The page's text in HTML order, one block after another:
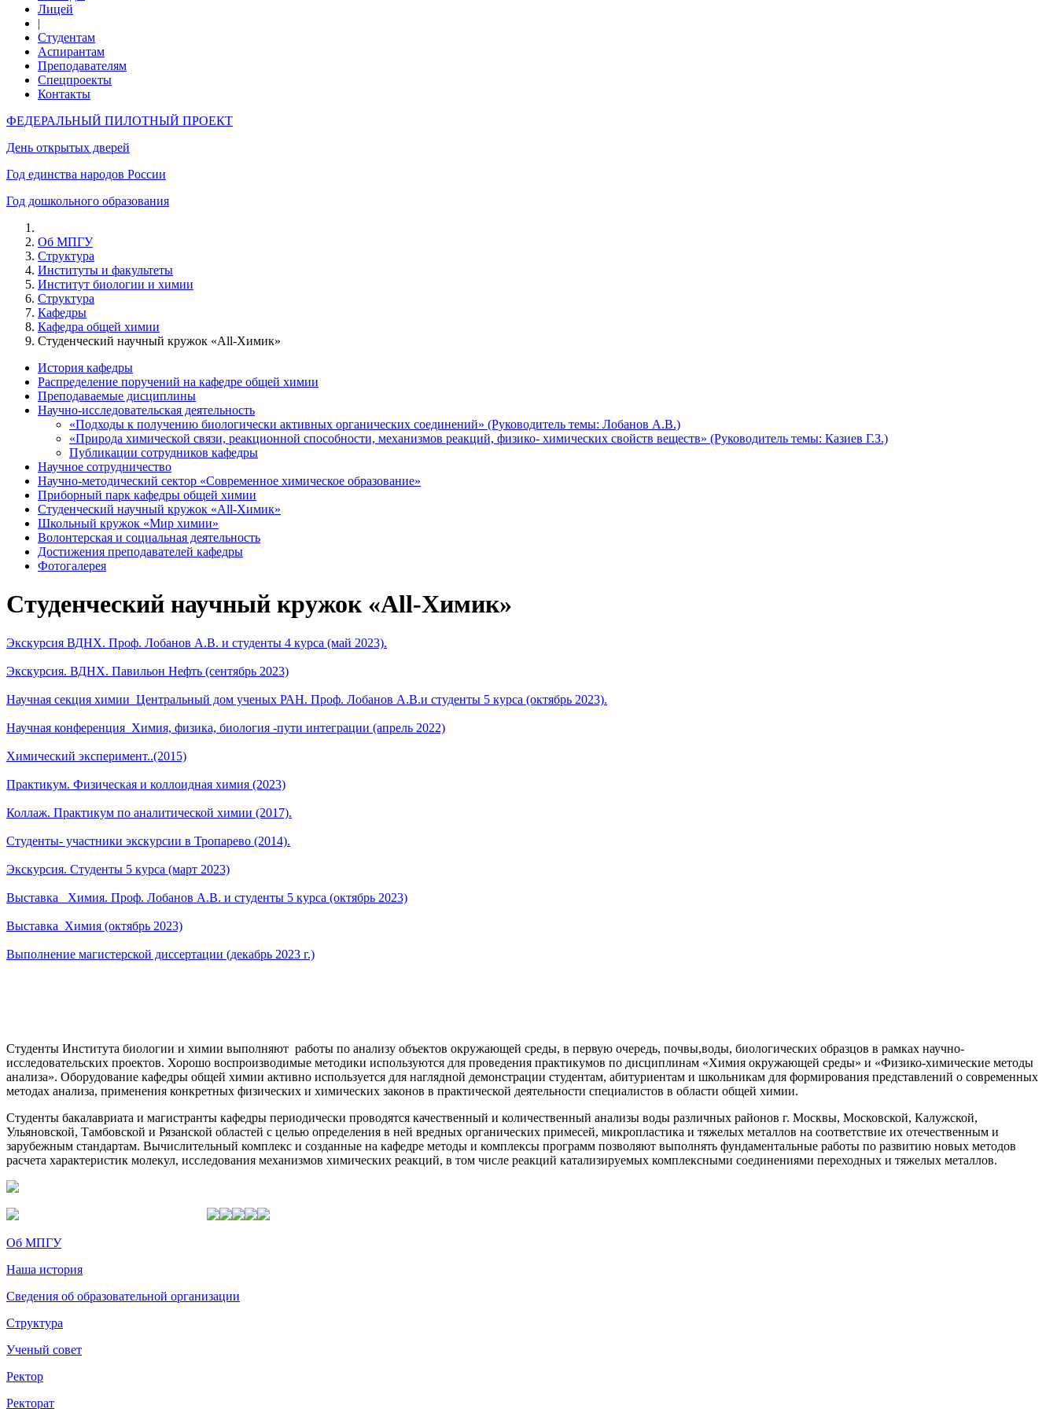
Лицей
|
Студентам
Аспирантам
Преподавателям
Спецпроекты
Контакты
ФЕДЕРАЛЬНЫЙ ПИЛОТНЫЙ ПРОЕКТ
День открытых дверей
Год единства народов России
Год дошкольного образования
Об МПГУ
Структура
Институты и факультеты
Институт биологии и химии
Структура
Кафедры
Кафедра общей химии
Студенческий научный кружок «All-Химик»
История кафедры
Распределение поручений на кафедре общей химии
Преподаваемые дисциплины
Научно-исследовательская деятельность
«Подходы к получению биологически активных органических соединений» (Руководитель темы: Лобанов А.В.)
«Природа химической связи, реакционной способности, механизмов реакций, физико- химических свойств веществ» (Руководитель темы: Казиев Г.З.)
Публикации сотрудников кафедры
Научное сотрудничество
Научно-методический сектор «Современное химическое образование»
Приборный парк кафедры общей химии
Студенческий научный кружок «All-Химик»
Школьный кружок «Мир химии»
Волонтерская и социальная деятельность
Достижения преподавателей кафедры
Фотогалерея
Студенческий научный кружок «All-Химик»
Экскурсия ВДНХ. Проф. Лобанов А.В. и студенты 4 курса (май 2023).
Экскурсия. ВДНХ. Павильон Нефть (сентябрь 2023)
Научная секция химии_Центральный дом ученых РАН. Проф. Лобанов А.В.и студенты 5 курса (октябрь 2023).
Научная конференция_Химия, физика, биология -пути интеграции (апрель 2022)
Химический эксперимент..(2015)
Практикум. Физическая и коллоидная химия (2023)
Коллаж. Практикум по аналитической химии (2017).
Студенты- участники экскурсии в Тропарево (2014).
Экскурсия. Студенты 5 курса (март 2023)
Выставка _Химия. Проф. Лобанов А.В. и студенты 5 курса (октябрь 2023)
Выставка_Химия (октябрь 2023)
Выполнение магистерской диссертации (декабрь 2023 г.)
Студенты Института биологии и химии выполняют работы по анализу объектов окружающей среды, в первую очередь, почвы,воды, биологических образцов в рамках научно-
исследовательских проектов. Хорошо воспроизводимые методики используются для проведения практикумов по дисциплинам «Химия окружающей среды» и «Физико-химические методы
анализа». Оборудование кафедры общей химии активно используется для наглядной демонстрации студентам, абитуриентам и школьникам для формирования представлений о современных
методах анализа, применения конкретных физических и химических законов в практической деятельности специалистов в области общей химии.
Студенты бакалавриата и магистранты кафедры периодически проводятся качественный и количественный анализы воды различных районов г. Москвы, Московской, Калужской,
Ульяновской, Тамбовской и Рязанской областей с целью определения в ней вредных органических примесей, микропластика и тяжелых металлов на соответствие их отечественным и
зарубежным стандартам. Вычислительный комплекс и созданные на кафедре методы и комплексы программ позволяют выполнять фундаментальные работы по развитию новых методов
расчета характеристик молекул, исследования механизмов химических реакций, в том числе реакций катализируемых комплексными соединениями переходных и тяжелых металлов.
Об МПГУ
Наша история
Сведения об образовательной организации
Структура
Ученый совет
Ректор
Ректорат